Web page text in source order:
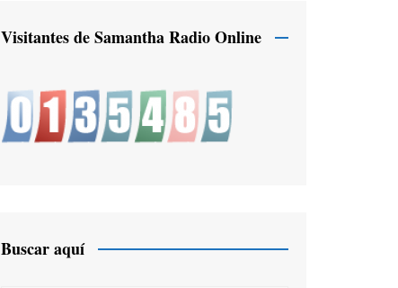
Visitantes de Samantha Radio Online
Buscar aquí